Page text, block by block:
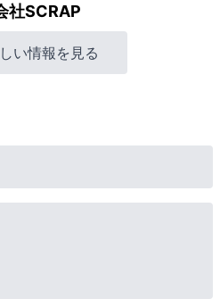
社SCRAP
い情報を見る